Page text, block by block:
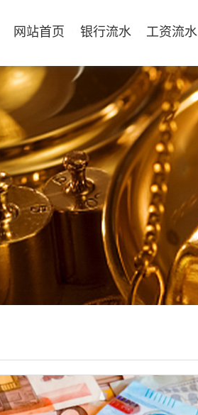
网站首页 银行流水 工资流水